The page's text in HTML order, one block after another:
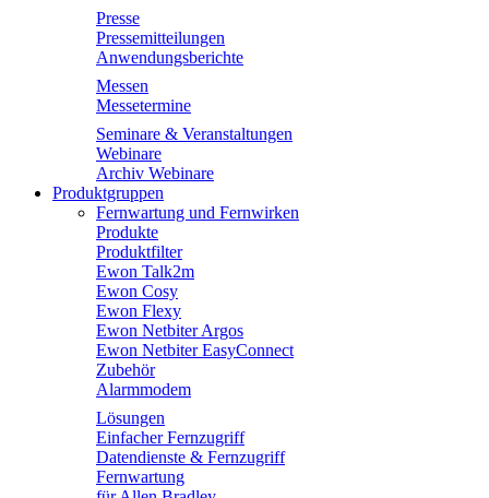
Presse
Pressemitteilungen
Anwendungsberichte
Messen
Messetermine
Seminare & Veranstaltungen
Webinare
Archiv Webinare
Produktgruppen
Fernwartung und Fernwirken
Produkte
Produktfilter
Ewon Talk2m
Ewon Cosy
Ewon Flexy
Ewon Netbiter Argos
Ewon Netbiter EasyConnect
Zubehör
Alarmmodem
Lösungen
Einfacher Fernzugriff
Datendienste & Fernzugriff
Fernwartung